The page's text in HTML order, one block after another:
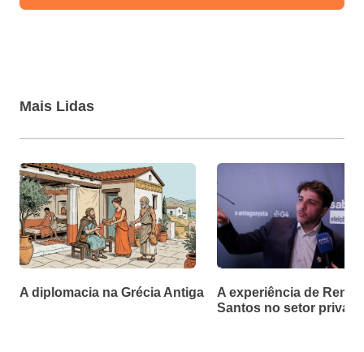
Mais Lidas
A diplomacia na Grécia Antiga
A experiência de Renan
Santos no setor